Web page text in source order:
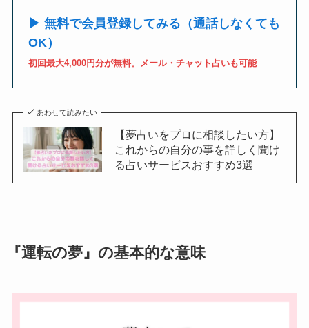
▶ 無料で会員登録してみる（通話しなくても
OK）
初回最大4,000円分が無料。メール・チャット占いも可能
あわせて読みたい
【夢占いをプロに相談したい方】
これからの自分の事を詳しく聞け
る占いサービスおすすめ3選
『運転の夢』の基本的な意味